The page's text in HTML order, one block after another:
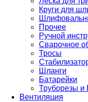
Круги для
Прочее
Ручной
Сварочное
Тросы
Шланги
Батарейки
Труборезы и
Вентиляция